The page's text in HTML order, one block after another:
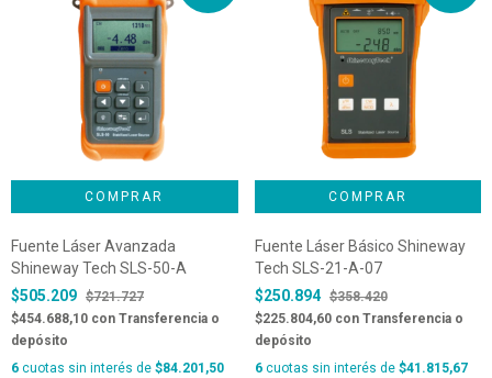
Fuente Láser Avanzada
Shineway Tech SLS-50-A
$505.209 $721.727
$454.688,10 con Transferencia o
depósito
6 cuotas sin interés de $84.201,50
Fuente Láser Básico Shineway
Tech SLS-21-A-07
$250.894 $358.420
$225.804,60 con Transferencia o
depósito
6cuotas sin interés de $41.815,67